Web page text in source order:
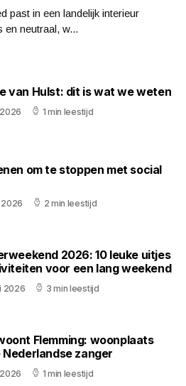
past in een landelijk interieur
en neutraal, w...
van Hulst: dit is wat we weten
2026 1 min leestijd
om te stoppen met social
2026 2 min leestijd
2026: 10 leuke uitjes
voor een lang weekend
2026 3 min leestijd
Flemming: woonplaats
Nederlandse zanger
2026 1 min leestijd